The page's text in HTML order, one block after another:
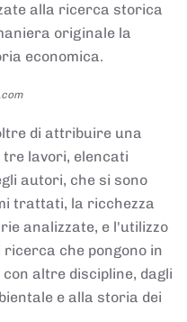
alla ricerca storica
originale la
economica.
di attribuire una
tre lavori, elencati
autori, che si sono
trattati, la ricchezza
analizzate, e l'utilizzo
che pongono in
altre discipline, dagli
e alla storia dei